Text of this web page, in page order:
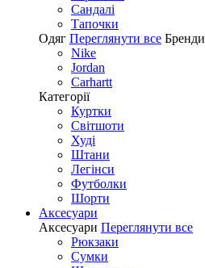
Сандалі
Tапочки
Одяг Переглянути все Бренди
Nike
Jordan
Carhartt
Категорії
Куртки
Світшоти
Худі
Штани
Легінси
Футболки
Шорти
Аксесуари
Аксесуари Переглянути все
Рюкзаки
Сумки